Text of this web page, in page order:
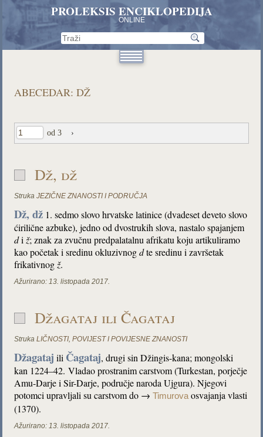
PROLEKSIS ENCIKLOPEDIJA
ONLINE
ABECEDAR: DŽ
od 3 ›
Dž, dž
Struka JEZIČNE ZNANOSTI I PODRUČJA
Dž, dž 1. sedmo slovo hrvatske latinice (dvadeset deveto slovo
ćirilične azbuke), jedno od dvostrukih slova, nastalo spajanjem
di ž; znak za zvučnu predpalatalnu afrikatu koju artikuliramo
kao početak i sredinu okluzivnogdte sredinu i završetak
frikativnog ž.
Ažurirano: 13. listopada 2017.
Džagataj ili Čagataj
Struka LIČNOSTI,POVIJEST I POVIJESNE ZNANOSTI
Džagataj ili Čagataj, drugi sin Džingis-kana; mongolski
kan 1224–42. Vladao prostranim carstvom (Turkestan, porječje
Amu-Darje i Sir-Darje, područje naroda Ujgura). Njegovi
potomci upravljali su carstvom do →Timurova osvajanja vlasti
(1370).
Ažurirano: 13. listopada 2017.